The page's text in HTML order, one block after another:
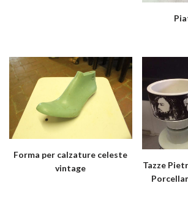
Forma per calzature celeste
vintage
Tazze